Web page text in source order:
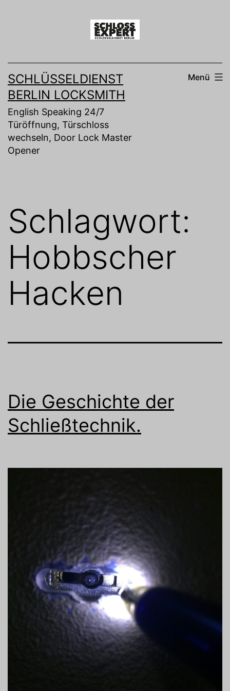
SCHLÜSSELDIENST
BERLIN LOCKSMITH
English Speaking 24/7
Türöffnung, Türschloss
wechseln, Door Lock Master
Opener
Menü
Schlagwort:
Hobbscher
Hacken
Die Geschichte der
Schließtechnik.